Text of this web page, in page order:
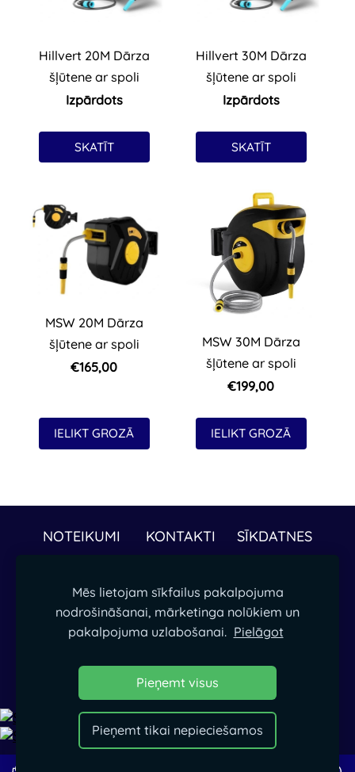
Hillvert 20M Dārza
šļūtene ar spoli
Izpārdots
SKATĪT
Hillvert 30M Dārza
šļūtene ar spoli
Izpārdots
SKATĪT
MSW 20M Dārza
šļūtene ar spoli
€165,00
IELIKT GROZĀ
MSW 30M Dārza
šļūtene ar spoli
€199,00
IELIKT GROZĀ
NOTEIKUMI KONTAKTI SĪKDATNES
Papildus informāciju par precēm vai piegādi
droši sūtot ziņu mūsu ēpastā. -
ieperciesgudri@gmail.com
Reinis+371 22111231
Mēs lietojam sīkfailus pakalpojuma
nodrošināšanai, mārketinga nolūkiem un
pakalpojuma uzlabošanai. Pielāgot
Pieņemt visus
Pieņemt tikai nepieciešamos